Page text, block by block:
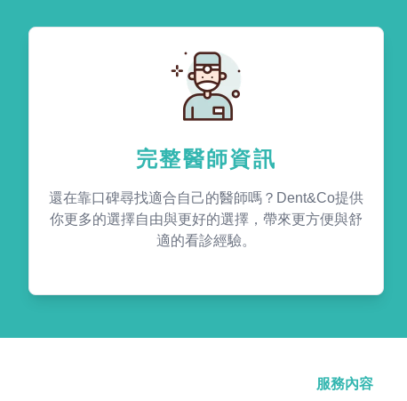
完整醫師資訊
還在靠口碑尋找適合自己的醫師嗎？Dent&Co提供
你更多的選擇自由與更好的選擇，帶來更方便與舒
適的看診經驗。
服務內容